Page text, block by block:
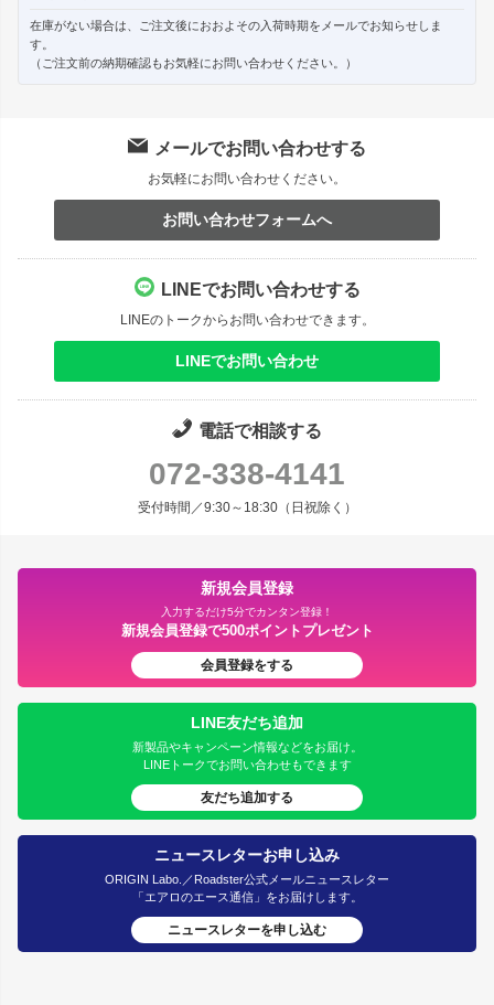
在庫がない場合は、ご注文後におおよその入荷時期をメールでお知らせしま
す。
（ご注文前の納期確認もお気軽にお問い合わせください。）
メールでお問い合わせする
お気軽にお問い合わせください。
お問い合わせフォームへ
LINEでお問い合わせする
LINEのトークからお問い合わせできます。
LINEでお問い合わせ
電話で相談する
072-338-4141
受付時間／9:30～18:30（日祝除く）
新規会員登録
入力するだけ5分でカンタン登録！
新規会員登録で500ポイントプレゼント
会員登録をする
LINE友だち追加
新製品やキャンペーン情報などをお届け。
LINEトークでお問い合わせもできます
友だち追加する
ニュースレターお申し込み
ORIGIN Labo.／Roadster公式メールニュースレター
「エアロのエース通信」をお届けします。
ニュースレターを申し込む